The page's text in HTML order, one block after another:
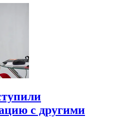
с другими